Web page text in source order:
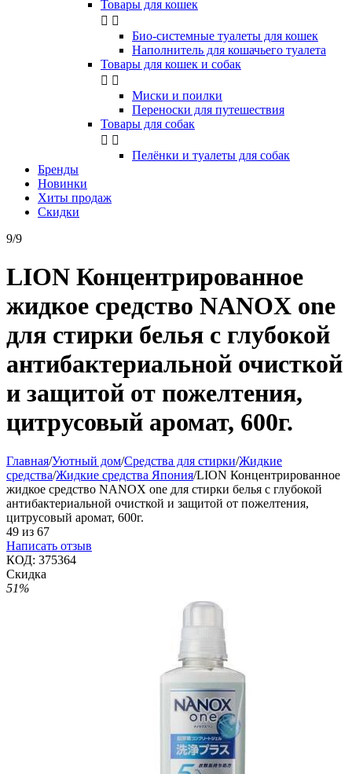
Товары для кошек
 
Био-системные туалеты для кошек
Наполнитель для кошачьего туалета
Товары для кошек и собак
 
Миски и поилки
Переноски для путешествия
Товары для собак
 
Пелёнки и туалеты для собак
Бренды
Новинки
Хиты продаж
Скидки
9/9
LION Концентрированное
жидкое средство NANOX one
для стирки белья с глубокой
антибактериальной очисткой
и защитой от пожелтения,
цитрусовый аромат, 600г.
Главная/Уютный дом/Средства для стирки/Жидкие
средства/Жидкие средства Япония/LION Концентрированное
жидкое средство NANOX one для стирки белья с глубокой
антибактериальной очисткой и защитой от пожелтения,
цитрусовый аромат, 600г.
49 из 67
Написать отзыв
КОД: 375364
Скидка
51%